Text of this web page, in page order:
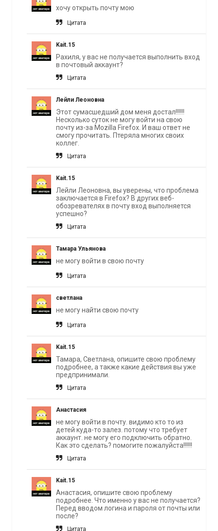
хочу открыть почту мою
Цитата
Kait.15
Рахиля, у вас не получается выполнить вход
в почтовый аккаунт?
Цитата
Лейли Леоновна
Этот сумасшедший дом меня достал!!!!!!
Несколько суток не могу войти на свою
почту из-за Mozilla Firefox. И ваш ответ не
смогу прочитать. Птеряла многих своих
коллег.
Цитата
Kait.15
Лейли Леоновна, вы уверены, что проблема
заключается в Firefox? В других веб-
обозревателях в почту вход выполняется
успешно?
Цитата
Тамара Ульянова
не могу войти в свою почту
Цитата
светлана
не могу найти свою почту
Цитата
Kait.15
Тамара, Светлана, опишите свою проблему
подробнее, а также какие действия вы уже
предпринимали.
Цитата
Анастасия
не могу войти в почту. видимо кто то из
детей куда-то залез. потому что требует
аккаунт. не могу его подключить обратно.
Как это сделать? помогите пожалуйста!!!!!!
Цитата
Kait.15
Анастасия, опишите свою проблему
подробнее. Что именно у вас не получается?
Перед вводом логина и пароля от почты или
после?
Цитата